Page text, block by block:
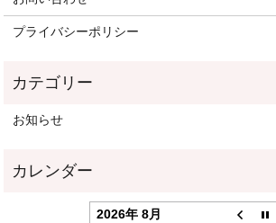
プライバシーポリシー
お知らせ
2026年 8月